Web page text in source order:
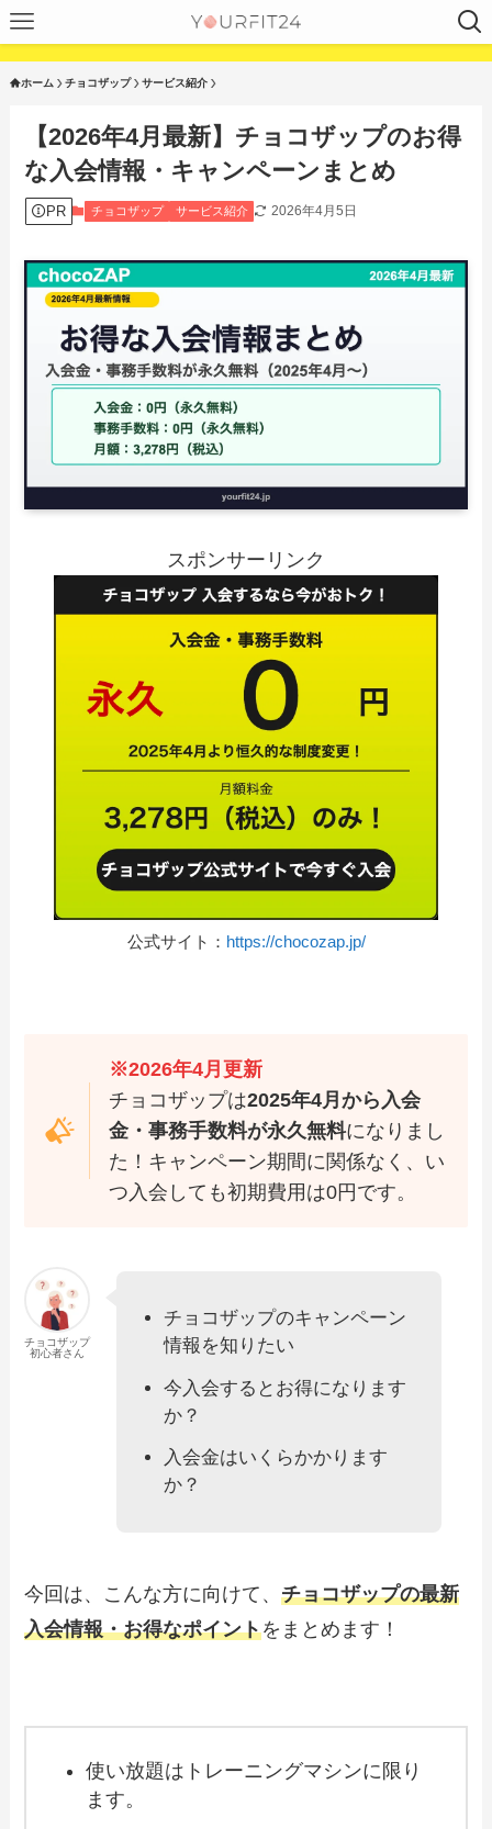
ホーム チョコザップ サービス紹介
【2026年4月最新】チョコザップのお得
な入会情報・キャンペーンまとめ
PR チョコザップ サービス紹介 2026年4月5日
スポンサーリンク
公式サイト： https://chocozap.jp/
※2026年4月更新
チョコザップは2025年4月から入会
金・事務手数料が永久無料になりまし
た！キャンペーン期間に関係なく、い
つ入会しても初期費用は0円です。
チョコザップ
初心者さん
チョコザップのキャンペーン
情報を知りたい
今入会するとお得になります
か？
入会金はいくらかかります
か？
今回は、こんな方に向けて、チョコザップの最新
入会情報・お得なポイントをまとめます！
使い放題はトレーニングマシンに限り
ます。